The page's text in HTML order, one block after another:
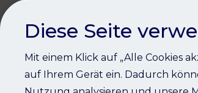
Diese Seite
Mit einem Klick auf „Alle Cookies
auf Ihrem Gerät ein. Dadurch